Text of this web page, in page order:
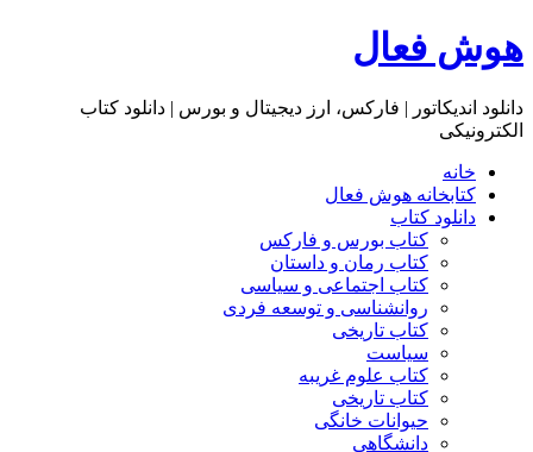
هوش فعال
دانلود اندیکاتور | فارکس، ارز دیجیتال و بورس | دانلود کتاب
الکترونیکی
خانه
کتابخانه هوش فعال
دانلود کتاب
کتاب بورس و فارکس
کتاب رمان و داستان
کتاب اجتماعی و سیاسی
روانشناسی و توسعه فردی
کتاب تاریخی
سیاست
کتاب علوم غریبه
کتاب تاریخی
حیوانات خانگی
دانشگاهی